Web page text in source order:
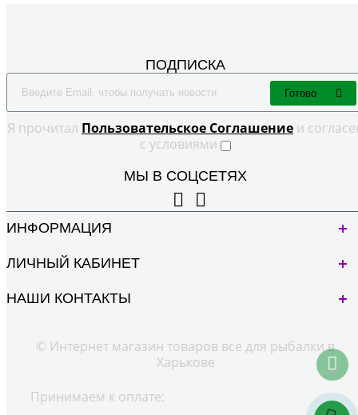
ПОДПИСКА
Я прочитал Пользовательское Cоглашение и
с условиями
Готово
МЫ В СОЦСЕТЯХ
ИНФОРМАЦИЯ
ЛИЧНЫЙ КАБИНЕТ
НАШИ КОНТАКТЫ
© Интернет магазин товаров все для рыбалки в
Харькове
Принимаем к оплате: